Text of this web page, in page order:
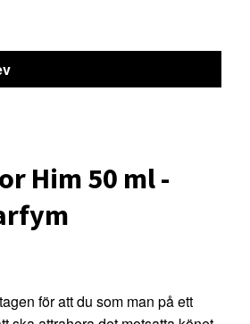
Him 50 ml -
för att du som man på ett